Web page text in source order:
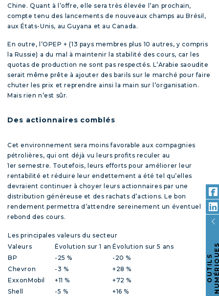
Chine. Quant à l’offre, elle sera très élevée l’an prochain,
compte tenu des lancements de nouveaux champs au Brésil,
aux États-Unis, au Guyana et au Canada.
En outre, l’OPEP + (13 pays membres plus 10 autres, y compris
la Russie) a du mal à maintenir la stabilité des cours, car les
quotas de production ne sont pas respectés. L’Arabie saoudite
serait même prête à ajouter des barils sur le marché pour faire
chuter les prix et reprendre ainsi la main sur l’organisation.
Mais rien n’est sûr.
Des actionnaires comblés
Cet environnement sera moins favorable aux compagnies
pétrolières, qui ont déjà vu leurs profits reculer au
1er semestre. Toutefois, leurs efforts pour améliorer leur
rentabilité et réduire leur endettement a été tel qu’elles
devraient continuer à choyer leurs actionnaires par une
distribution généreuse et des rachats d’actions. Le bon
rendement permettra d’attendre sereinement un éventuel
rebond des cours.
Les principales valeurs du secteur
Valeurs
Évolution sur 1 an Évolution sur 5 ans
BP
-25 %
-20 %
Chevron
-3 %
+28 %
ExxonMobil
+11 %
+72 %
Shell
-5 %
+16 %
O
U
T
I
L
S
N
U
M
É
R
I
Q
U
E